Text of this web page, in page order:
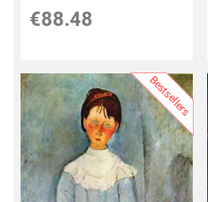
€88.48
Bestsellers